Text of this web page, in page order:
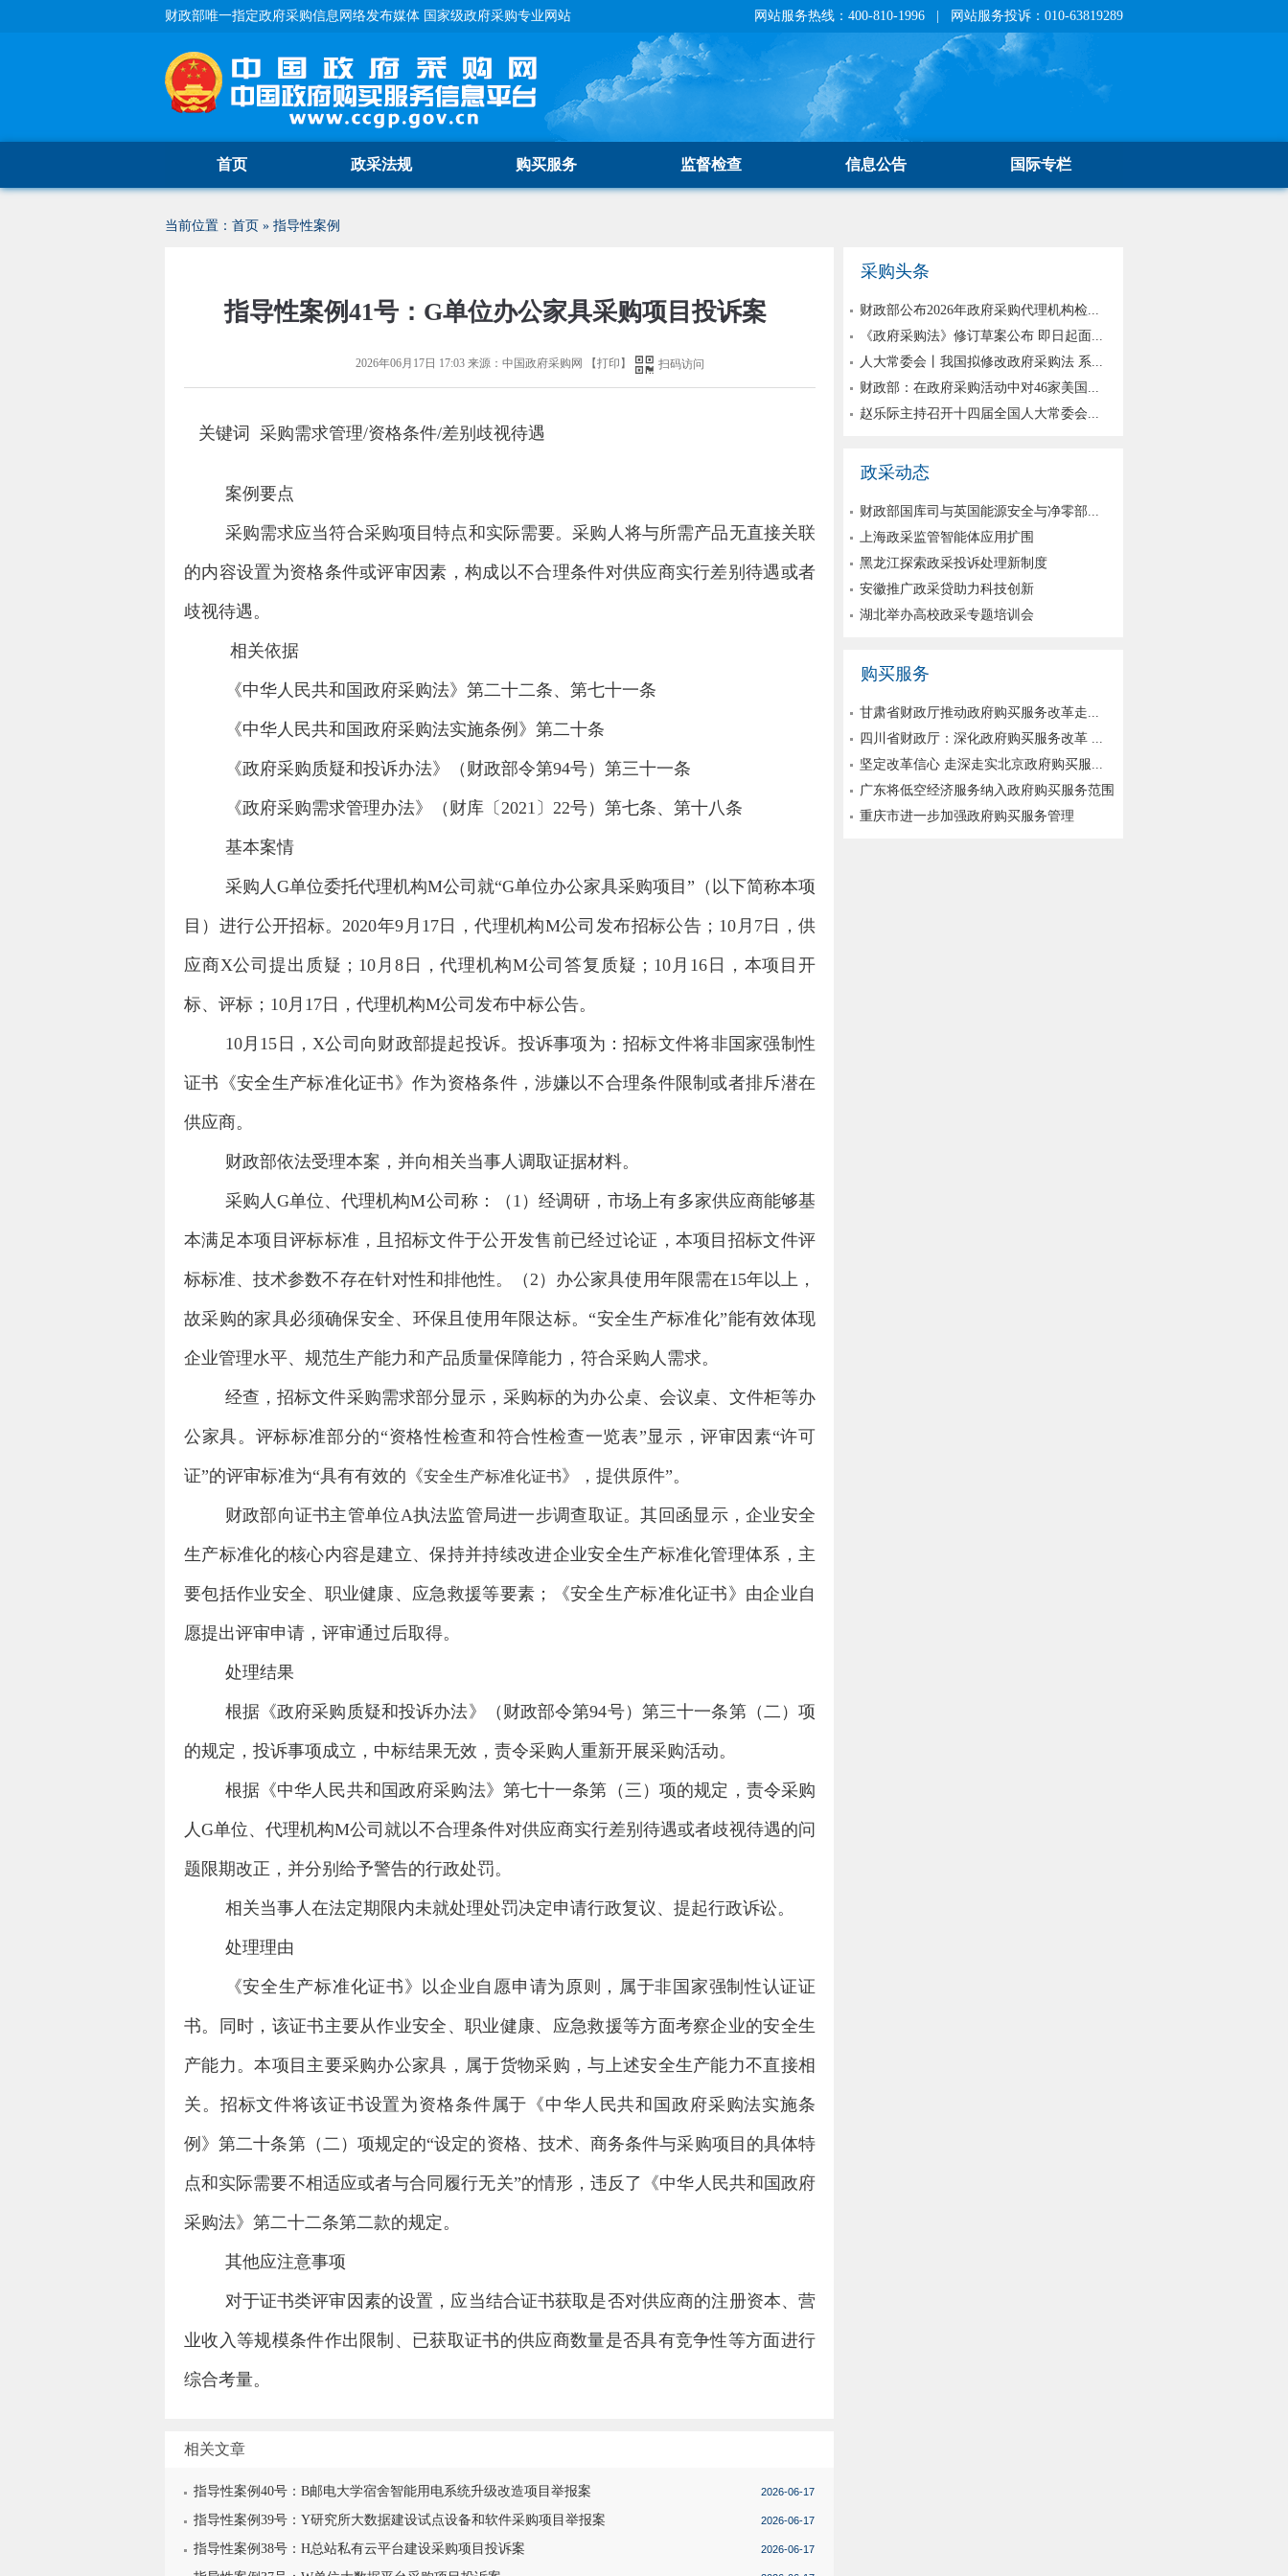
财政部唯一指定政府采购信息网络发布媒体 国家级政府采购专业网站 网站服务热线：400-810-1996 | 网站服务投诉：010-63819289
首页 政采法规 购买服务 监督检查 信息公告 国际专栏
当前位置： 首页 » 指导性案例
指导性案例41号：G单位办公家具采购项目投诉案
2026年06月17日 17:03来源： 中国政府采购网 【打印 】 扫码访问
关键词 采购需求管理/资格条件/差别歧视待遇
案例要点
采购需求应当符合采购项目特点和实际需要。采购人将与所需产品无直接关联
的内容设置为资格条件或评审因素，构成以不合理条件对供应商实行差别待遇或者
歧视待遇。
相关依据
《中华人民共和国政府采购法》第二十二条、第七十一条
《中华人民共和国政府采购法实施条例》第二十条
《政府采购质疑和投诉办法》（财政部令第94号）第三十一条
《政府采购需求管理办法》（财库〔 2021 〕 22号）第七条、第十八条
基本案情
采购人G单位委托代理机构M公司就“G单位办公家具采购项目”（以下简称本项
目）进行公开招标。2020年9 月 17 日，代理机构M公司发布招标公告； 10 月 7日，供
应商X公司提出质疑； 10 月8 日，代理机构M公司答复质疑； 10 月 16 日，本项目开
标、评标； 10月 17 日，代理机构M公司发布中标公告。
10月 15 日，X公司向财政部提起投诉。投诉事项为：招标文件将非国家强制性
证书《安全生产标准化证书》作为资格条件，涉嫌以不合理条件限制或者排斥潜在
供应商。
财政部依法受理本案，并向相关当事人调取证据材料。
采购人G单位、代理机构M公司称：（ 1 ）经调研，市场上有多家供应商能够基
本满足本项目评标标准，且招标文件于公开发售前已经过论证，本项目招标文件评
标标准、技术参数不存在针对性和排他性。（2 ）办公家具使用年限需在15年以上，
故采购的家具必须确保安全、环保且使用年限达标。“安全生产标准化”能有效体现
企业管理水平、规范生产能力和产品质量保障能力，符合采购人需求。
经查，招标文件采购需求部分显示，采购标的为办公桌、会议桌、文件柜等办
公家具。评标标准部分的“资格性检查和符合性检查一览表”显示，评审因素“许可
证”的评审标准为“具有有效的《安全生产标准化证书》，提供原件”。
财政部向证书主管单位A执法监管局进一步调查取证。其回函显示，企业安全
生产标准化的核心内容是建立、保持并持续改进企业安全生产标准化管理体系，主
要包括作业安全、职业健康、应急救援等要素；《安全生产标准化证书》由企业自
愿提出评审申请，评审通过后取得。
处理结果
根据《政府采购质疑和投诉办法》（财政部令第94号）第三十一条第（二）项
的规定，投诉事项成立，中标结果无效，责令采购人重新开展采购活动。
根据《中华人民共和国政府采购法》第七十一条第（三）项的规定，责令采购
人G单位、代理机构M公司就以不合理条件对供应商实行差别待遇或者歧视待遇的问
题限期改正，并分别给予警告的行政处罚。
相关当事人在法定期限内未就处理处罚决定申请行政复议、提起行政诉讼。
处理理由
《安全生产标准化证书》以企业自愿申请为原则，属于非国家强制性认证证
书。同时，该证书主要从作业安全、职业健康、应急救援等方面考察企业的安全生
产能力。本项目主要采购办公家具，属于货物采购，与上述安全生产能力不直接相
关。招标文件将该证书设置为资格条件属于《中华人民共和国政府采购法实施条
例》第二十条第（二）项规定的“设定的资格、技术、商务条件与采购项目的具体特
点和实际需要不相适应或者与合同履行无关”的情形，违反了《中华人民共和国政府
采购法》第二十二条第二款的规定。
其他应注意事项
对于证书类评审因素的设置，应当结合证书获取是否对供应商的注册资本、营
业收入等规模条件作出限制、已获取证书的供应商数量是否具有竞争性等方面进行
综合考量。
相关文章
指导性案例40号：B邮电大学宿舍智能用电系统升级改造项目举报案 2026-06-17
指导性案例39号：Y研究所大数据建设试点设备和软件采购项目举报案 2026-06-17
指导性案例38号：H总站私有云平台建设采购项目投诉案 2026-06-17
采购头条
财政部公布2026年政府采购代理机构检...
《政府采购法》修订草案公布 即日起面...
人大常委会丨我国拟修改政府采购法 系...
财政部：在政府采购活动中对46家美国...
赵乐际主持召开十四届全国人大常委会...
政采动态
财政部国库司与英国能源安全与净零部...
上海政采监管智能体应用扩围
黑龙江探索政采投诉处理新制度
安徽推广政采贷助力科技创新
湖北举办高校政采专题培训会
购买服务
甘肃省财政厅推动政府购买服务改革走...
四川省财政厅：深化政府购买服务改革 ...
坚定改革信心 走深走实北京政府购买服...
广东将低空经济服务纳入政府购买服务范围
重庆市进一步加强政府购买服务管理